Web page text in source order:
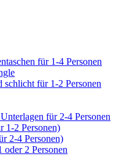
für 1-4 Personen
schlicht für 1-2 Personen
für 2-4 Personen
1-2 Personen)
2-4 Personen)
oder 2 Personen